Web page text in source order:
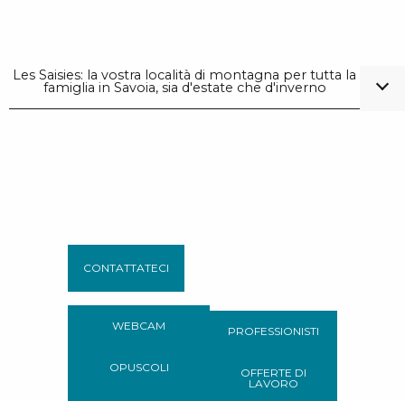
Les Saisies: la vostra località di montagna per tutta la
famiglia in Savoia, sia d'estate che d'inverno
CONTATTATECI
WEBCAM
OPUSCOLI
PROFESSIONISTI
OFFERTE DI
LAVORO